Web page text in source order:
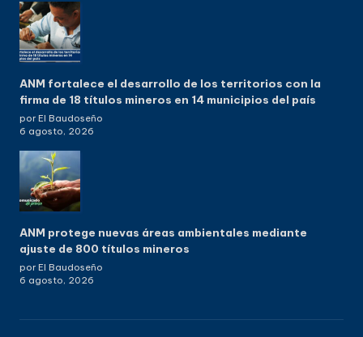
ANM fortalece el desarrollo de los territorios con la
firma de 18 títulos mineros en 14 municipios del país
por El Baudoseño
6 agosto, 2026
ANM protege nuevas áreas ambientales mediante
ajuste de 800 títulos mineros
por El Baudoseño
6 agosto, 2026